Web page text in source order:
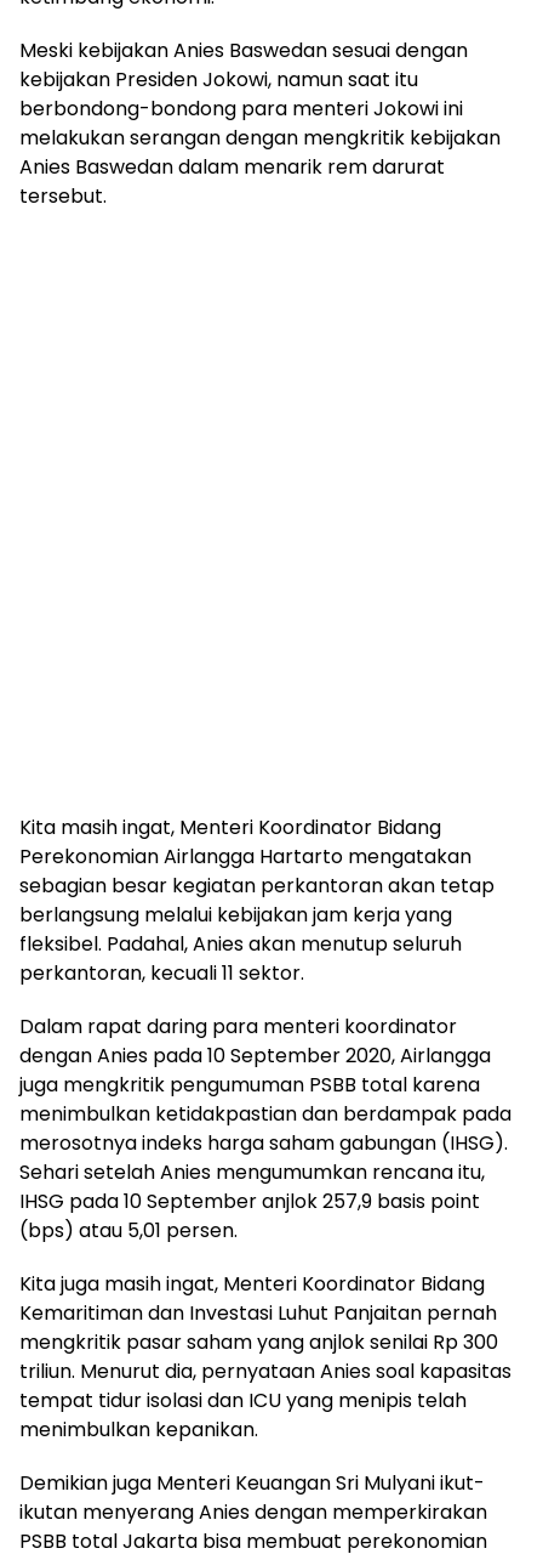
Meski kebijakan Anies Baswedan sesuai dengan
kebijakan Presiden Jokowi, namun saat itu
berbondong-bondong para menteri Jokowi ini
melakukan serangan dengan mengkritik kebijakan
Anies Baswedan dalam menarik rem darurat
tersebut.
Kita masih ingat, Menteri Koordinator Bidang
Perekonomian Airlangga Hartarto mengatakan
sebagian besar kegiatan perkantoran akan tetap
berlangsung melalui kebijakan jam kerja yang
fleksibel. Padahal, Anies akan menutup seluruh
perkantoran, kecuali 11 sektor.
Dalam rapat daring para menteri koordinator
dengan Anies pada 10 September 2020, Airlangga
juga mengkritik pengumuman PSBB total karena
menimbulkan ketidakpastian dan berdampak pada
merosotnya indeks harga saham gabungan (IHSG).
Sehari setelah Anies mengumumkan rencana itu,
IHSG pada 10 September anjlok 257,9 basis point
(bps) atau 5,01 persen.
Kita juga masih ingat, Menteri Koordinator Bidang
Kemaritiman dan Investasi Luhut Panjaitan pernah
mengkritik pasar saham yang anjlok senilai Rp 300
triliun. Menurut dia, pernyataan Anies soal kapasitas
tempat tidur isolasi dan ICU yang menipis telah
menimbulkan kepanikan.
Demikian juga Menteri Keuangan Sri Mulyani ikut-
ikutan menyerang Anies dengan memperkirakan
PSBB total Jakarta bisa membuat perekonomian